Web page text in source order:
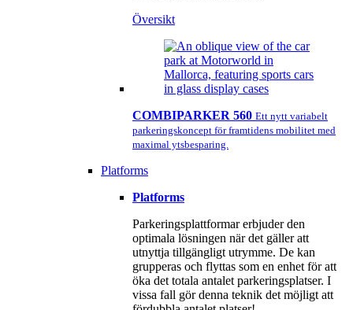
Översikt
COMBIPARKER 560 Ett nytt variabelt
parkeringskoncept för framtidens mobilitet med
maximal ytsbesparing.
Platforms
Platforms
Parkeringsplattformar erbjuder den
optimala lösningen när det gäller att
utnyttja tillgängligt utrymme. De kan
grupperas och flyttas som en enhet för att
öka det totala antalet parkeringsplatser. I
vissa fall gör denna teknik det möjligt att